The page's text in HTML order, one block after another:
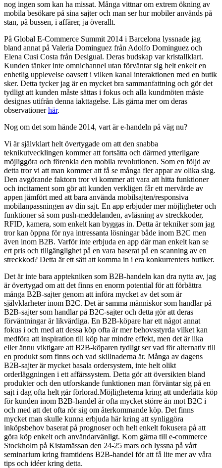
nog ingen som kan ha missat. Många vittnar om extrem ökning av
mobila besökare på sina sajter och man ser hur mobiler används på
stan, på bussen, i affärer, ja överallt.
På Global E-Commerce Summit 2014 i Barcelona lyssnade jag
bland annat på Valeria Dominguez från Adolfo Dominguez och
Elena Cusi Costa från Desigual. Deras budskap var kristallklart.
Kunden tänker inte omnichannel utan förväntar sig helt enkelt en
enhetlig upplevelse oavsett i vilken kanal interaktionen med en butik
sker. Detta tycker jag är en mycket bra sammanfattning och gör det
tydligt att kunden måste sättas i fokus och alla kundmöten måste
designas utifrån denna iakttagelse. Läs gärna mer om deras
observationerhär.
Nog om det som hände 2014, vart är e-handeln på väg nu?
Vi är självklart helt övertygade om att den snabba
teknikutvecklingen kommer att fortsätta och därmed ytterligare
möjliggöra och förenkla den mobila revolutionen. Som en följd av
detta tror vi att man kommer att få se många fler appar av olika slag.
Den avgörande faktorn tror vi kommer att vara att hitta funktioner
och incitament som gör att kunden verkligen får ett mervärde av
appen jämfört med att bara använda mobilsajten/responsiva
mobilanpassningen av din sajt. En app erbjuder mer möjligheter och
funktioner så som push-meddelanden, avläsning av streckkoder,
RFID, kamera, som enkelt kan byggas in. Detta är tekniker som jag
tror kan öppna för nya intressanta lösningar både inom B2C men
även inom B2B. Varför inte erbjuda en app där man enkelt kan se
ert pris och tillgänglighet på en vara baserat på en scanning av en
streckkod? Detta är ett sätt att komma in i era konkurrenters butiker.
Det är inte bara apptekniken som B2B-handeln kan dra nytta av, jag
är övertygad om att det finns en enorm potential för att förbättra
många B2B-sajter genom att införa mycket av det som är
självklarheter inom B2C. Det är samma människor som handlar på
B2B-sajter som handlar på B2C-sajter och detta gör att deras
förväntningar är likvärdiga. En B2B-köpare har ett något annat
fokus i och med att dessa köp ofta är mer behovsstyrda vilket kan
medföra att inspiration till köp har mindre effekt, men det är lika
eller ännu viktigare att B2B-köparen tydligt ser vad för alternativ till
en produkt som finns och vad skillnaderna är. Många av dagens
B2B-sajter är mycket basala ordersystem, inte helt olikt
orderläggningen i ett affärssystem. Detta gör att översikten bland
produkter och den utforskande funktionen man förväntar sig på en
sajt i dag ofta helt går förlorad.Möjligheterna kring att underlätta köp
för kunden inom B2B-handel är ofta mycket större än mot B2C i
och med att det ofta rör sig om återkommande köp. Det finns
mycket man skulle kunna erbjuda här kring att synliggöra
inköpsbehov baserat på prognoser och helt enkelt fokusera på att
göra köp enkelt och användarvänligt. Kom gärna till e-commerce
Stockholm på Kistamässan den 24-25 mars och lyssna på vårt
seminarium kring framtidens B2B-handel för att få lite mer av våra
tips och idéer kring detta.